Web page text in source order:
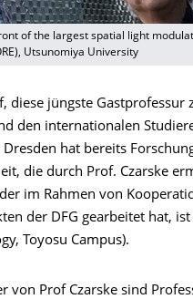
of the largest spatial light
Utsunomiya University
diese jüngste
den internationalen
hat bereits
die durch Prof. Czarske
im Rahmen von
der DFG gearbeitet hat,
Toyosu Campus).
von Prof Czarske sind